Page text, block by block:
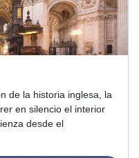
de la historia inglesa, la
en silencio el interior
desde el